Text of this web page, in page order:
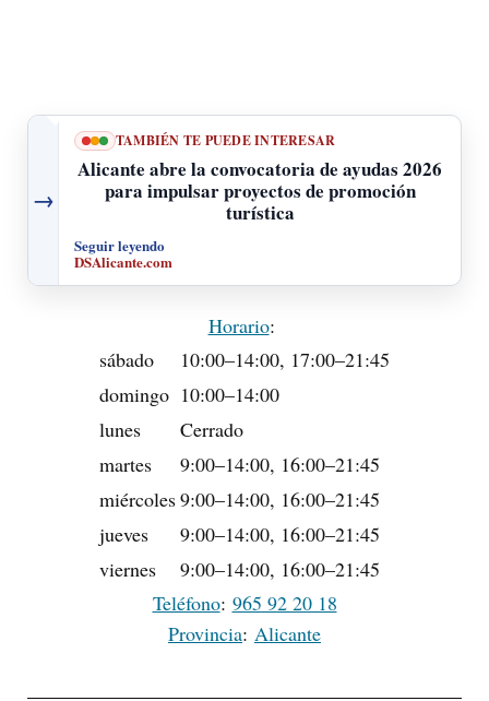
→
TAMBIÉN TE PUEDE INTERESAR
Alicante abre la convocatoria de ayudas 2026
para impulsar proyectos de promoción
turística
Seguir leyendo
DSAlicante.com
Horario:
sábado
10:00–14:00, 17:00–21:45
domingo 10:00–14:00
lunes
Cerrado
martes
9:00–14:00, 16:00–21:45
miércoles9:00–14:00, 16:00–21:45
jueves
9:00–14:00, 16:00–21:45
viernes
9:00–14:00, 16:00–21:45
Teléfono: 965 92 20 18
Provincia: Alicante